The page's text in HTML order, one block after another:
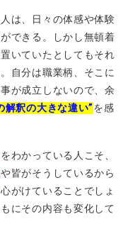
は、日々の体感や体験
できる。しかし無頓着
いていたとしてもそれ
自分は職業柄、そこに
が成立しないので、余
解釈の大きな違い”を感
わかっている人こそ、
や皆がそうしているから
がけていることでしょ
にその内容も変化して